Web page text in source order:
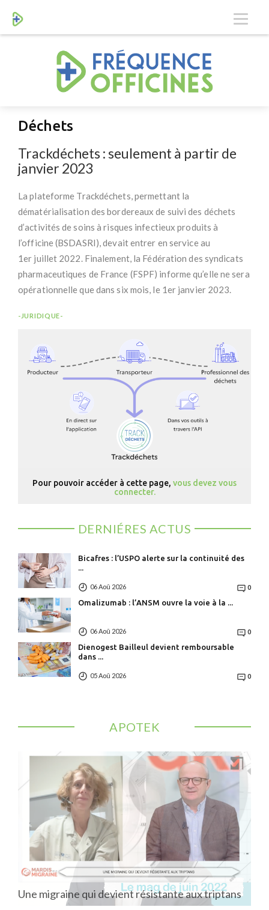
Déchets
Trackdéchets : seulement à partir de
janvier 2023
La plateforme Trackdéchets, permettant la
dématérialisation des bordereaux de suivi des déchets
d’activités de soins à risques infectieux produits à
l’officine (BSDASRI), devait entrer en service au
1er juillet 2022. Finalement, la Fédération des syndicats
pharmaceutiques de France (FSPF) informe qu’elle ne sera
opérationnelle que dans six mois, le 1er janvier 2023.
-JURIDIQUE-
Pour pouvoir accéder à cette page, vous devez vous
connecter.
DERNIÉRES ACTUS
Bicafres : l’USPO alerte sur la continuité des
...
06 Aoû 2026 0
Omalizumab : l’ANSM ouvre la voie à la ...
06 Aoû 2026 0
Dienogest Bailleul devient remboursable
dans ...
05 Aoû 2026 0
APOTEK
Une migraine qui devient résistante aux triptans